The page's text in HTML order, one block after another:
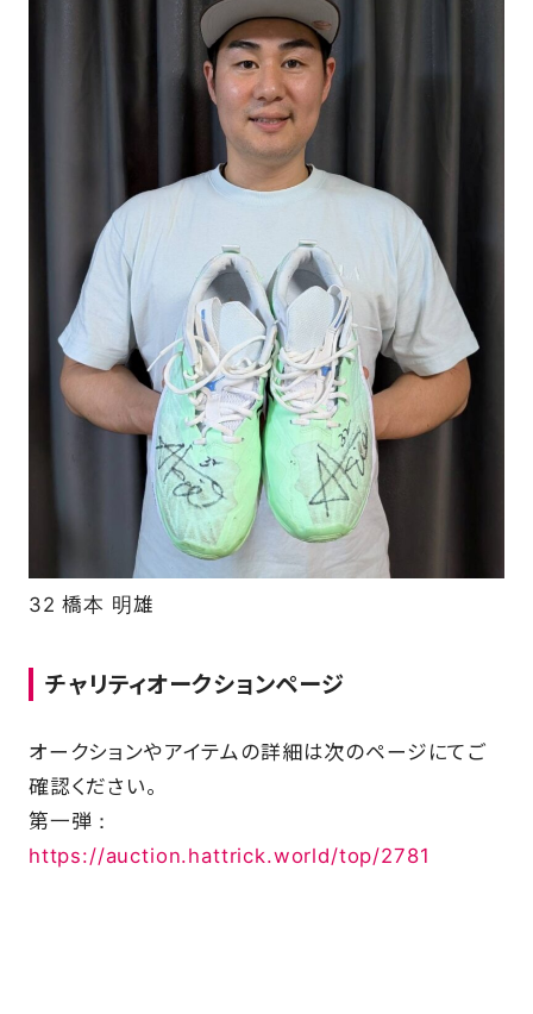
32 橋本 明雄
チャリティオークションページ
オークションやアイテムの詳細は次のページにてご
確認ください。
第一弾：
https://auction.hattrick.world/top/2781